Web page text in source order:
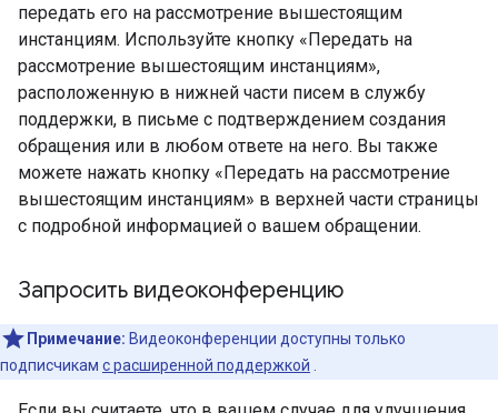
передать его на рассмотрение вышестоящим
инстанциям. Используйте кнопку «Передать на
рассмотрение вышестоящим инстанциям»,
расположенную в нижней части писем в службу
поддержки, в письме с подтверждением создания
обращения или в любом ответе на него. Вы также
можете нажать кнопку «Передать на рассмотрение
вышестоящим инстанциям» в верхней части страницы
с подробной информацией о вашем обращении.
Запросить видеоконференцию
Примечание: Видеоконференции доступны только
подписчикам с расширенной поддержкой